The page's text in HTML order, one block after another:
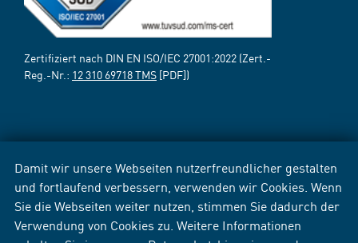
Damit wir unsere Webseiten nutzerfreundlicher gestalten
und fortlaufend verbessern, verwenden wir Cookies. Wenn
Sie die Webseiten weiter nutzen, stimmen Sie dadurch der
Verwendung von Cookies zu. Weitere Informationen
Zertifiziert nach DIN EN ISO/IEC 27001:2022 (Zert.-
Reg.-Nr.: 12 310 69718 TMS [PDF])